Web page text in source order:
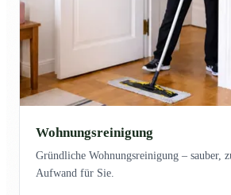
Wohnungsreinigung
Gründliche Wohnungsreinigung – sauber,
Aufwand für Sie.